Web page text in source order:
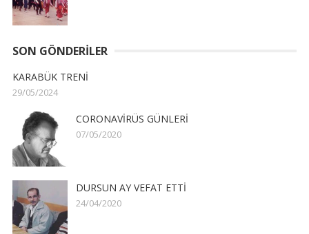
SON GÖNDERILER
KARABÜK TRENİ
29/05/2024
CORONAVİRÜS GÜNLERİ
07/05/2020
DURSUN AY VEFAT ETTİ
24/04/2020